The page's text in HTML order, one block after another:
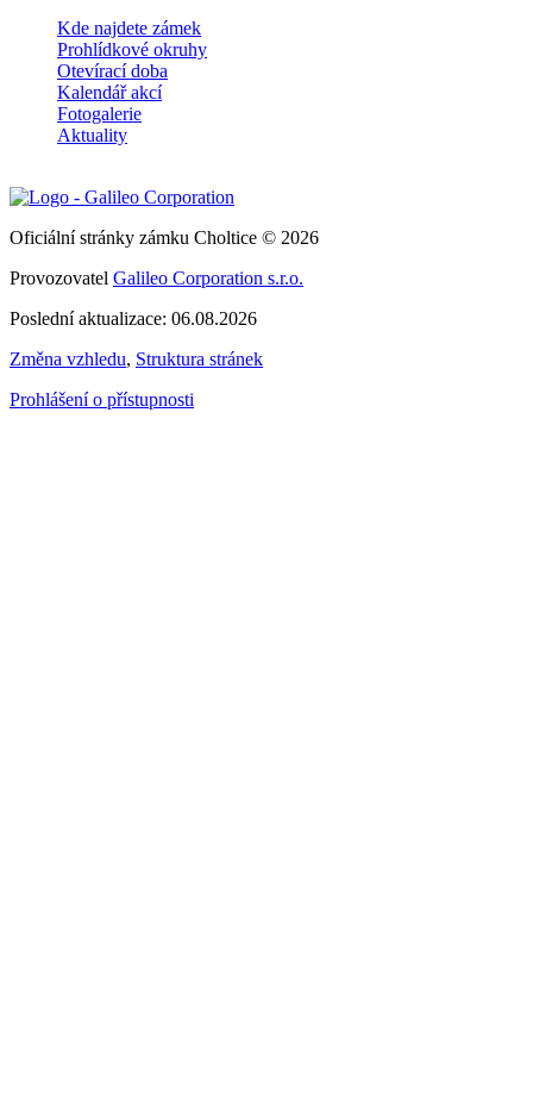
Kde najdete zámek
Prohlídkové okruhy
Otevírací doba
Kalendář akcí
Fotogalerie
Aktuality
Oficiální stránky zámku Choltice © 2026
Provozovatel Galileo Corporation s.r.o.
Poslední aktualizace: 06.08.2026
Změna vzhledu, Struktura stránek
Prohlášení o přístupnosti